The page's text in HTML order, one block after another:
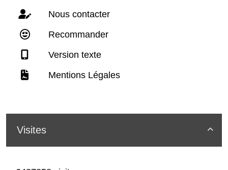
Nous contacter
Recommander
Version texte
Mentions Légales

Visites